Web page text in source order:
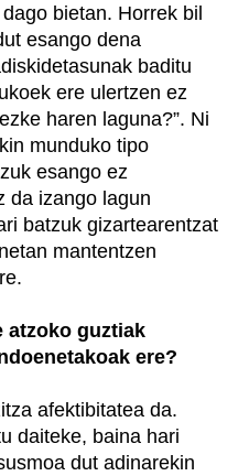
bietan. Horrek bil
esango dena
baditu
ere ulertzen ez
haren laguna?”. Ni
munduko tipo
esango ez
da izango lagun
batzuk gizartearentzat
mantentzen
atzoko guztiak
ere?
afektibitatea da.
daiteke, baina hari
dut adinarekin